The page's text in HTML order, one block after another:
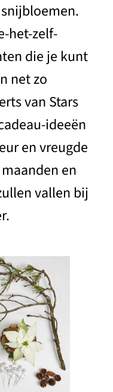
het-zelf-
die je kunt
net zo
van Stars
ideeën
en vreugde
en
vallen bij